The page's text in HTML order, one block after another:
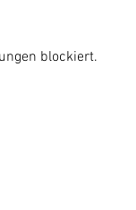
blockiert.